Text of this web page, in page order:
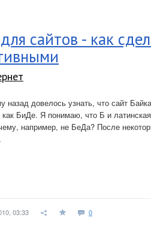
сайтов - как
назад довелось узнать, что сайт
БиДе. Я понимаю, что Б и
например, не БеДа? После
03:33 0